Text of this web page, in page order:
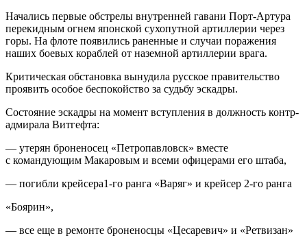
Начались первые обстрелы внутренней гавани Порт-Артура
перекидным огнем японской сухопутной артиллерии через
горы. На флоте появились раненные и случаи поражения
наших боевых кораблей от наземной артиллерии врага.
Критическая обстановка вынудила русское правительство
проявить особое беспокойство за судьбу эскадры.
Состояние эскадры на момент вступления в должность контр-
адмирала Витгефта:
— утерян броненосец «Петропавловск» вместе
с командующим Макаровым и всеми офицерами его штаба,
— погибли крейсера1-го ранга «Варяг» и крейсер 2-го ранга
«Боярин»,
— все еще в ремонте броненосцы «Цесаревич» и «Ретвизан»